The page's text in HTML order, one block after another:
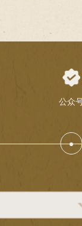
先”表
公众